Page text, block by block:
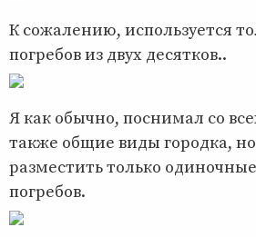
К сожалению, используется
погребов из двух десятков..
Я как обычно, поснимал со
также общие виды городка,
разместить только
погребов.